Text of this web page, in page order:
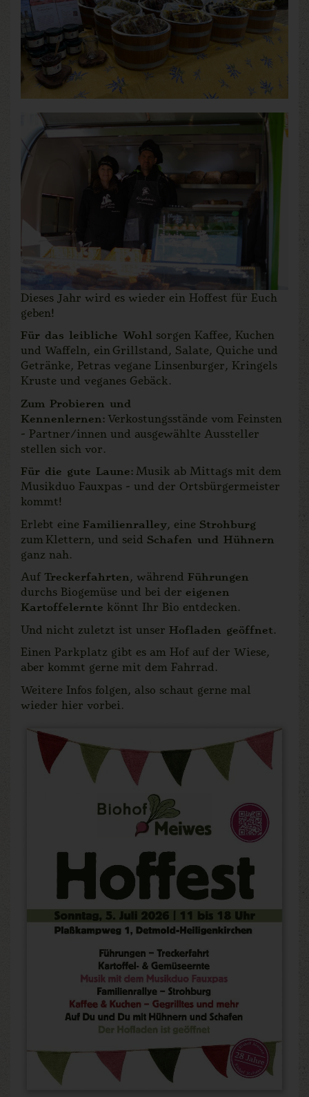
Dieses Jahr wird es wieder ein Hoffest für Euch
geben!
Für das leibliche Wohl sorgen Kaffee, Kuchen
und Waffeln, ein Grillstand, Salate, Quiche und
Getränke, Petras vegane Linsenburger, Kringels
Kruste und veganes Gebäck.
Zum Probieren und
Kennenlernen: Verkostungsstände vom Feinsten
- Partner/innen und ausgewählte Aussteller
stellen sich vor.
Für die gute Laune: Musik ab Mittags mit dem
Musikduo Fauxpas - und der Ortsbürgermeister
kommt!
Erlebt eine Familienralley, eine Strohburg
zum Klettern, und seid Schafen und Hühnern
ganz nah.
Auf Treckerfahrten, während Führungen
durchs Biogemüse und bei der eigenen
Kartoffelernte könnt Ihr Bio entdecken.
Und nicht zuletzt ist unser Hofladen geöffnet.
Einen Parkplatz gibt es am Hof auf der Wiese,
aber kommt gerne mit dem Fahrrad.
Weitere Infos folgen, also schaut gerne mal
wieder hier vorbei.